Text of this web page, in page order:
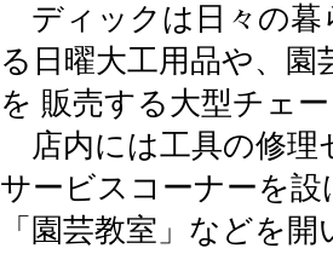
ディックは日々の暮
る日曜大工用品や、
を 販売する大型チェ
店内には工具の修理
サービスコーナーを
「園芸教室」などを